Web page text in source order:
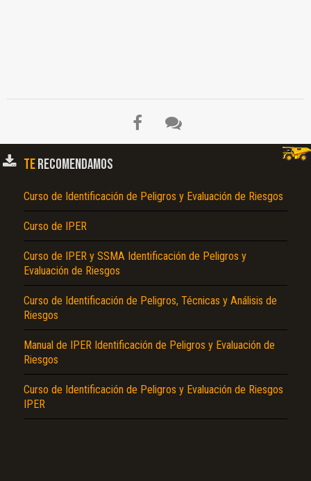
TERECOMENDAMOS
Curso de Identificación de Peligros y Evaluación de Riesgos
Curso de IPER
Curso de IPER y SSMA Identificación de Peligros y
Evaluación de Riesgos
Curso de Identificación de Peligros, Técnicas y Análisis de
Riesgos
Manual de IPER Identificación de Peligros y Evaluación de
Riesgos
Curso de Identificación de Peligros y Evaluación de Riesgos
IPER
El Título es incorrecto según el contenido.
Texto o Imagen de portada son erróneos.
No carga o no se visualiza el contenido.